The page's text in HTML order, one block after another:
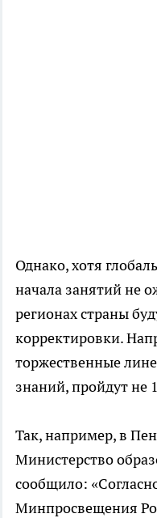
Однако, хотя
начала занятий не
регионах страны
корректировки.
торжественные
знаний, пройдут не
Так, например, в
Министерство
сообщило:
Минпросвещения